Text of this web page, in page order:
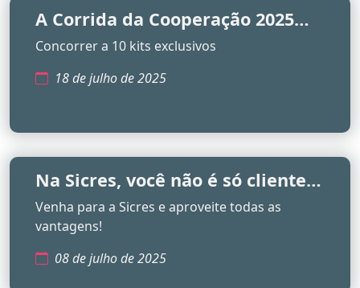
A Corrida da Cooperação 2025
está chegando!
Concorrer a 10 kits exclusivos
18 de julho de 2025
Na Sicres, você não é só cliente,
é cooperado
Venha para a Sicres e aproveite todas as
vantagens!
08 de julho de 2025